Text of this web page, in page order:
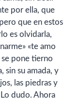
por ella, que
que en estos
es olvidarla,
«te amo
pone tierno
sin su amada, y
las piedras y
Lo dudo. Ahora